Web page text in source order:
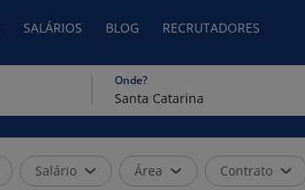
SALÁRIOS BLOG RECRUTADORES
Onde?
Salário Área Contrato